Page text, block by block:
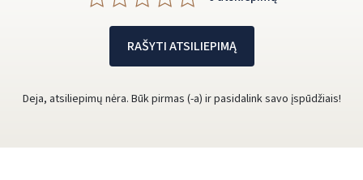
RAŠYTI ATSILIEPIMĄ
Deja, atsiliepimų nėra. Būk pirmas (-a) ir pasidalink savo įspūdžiais!